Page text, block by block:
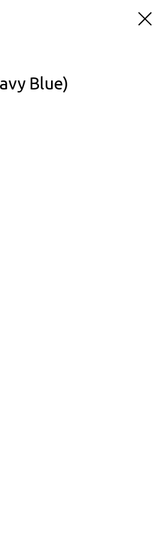
Blue)